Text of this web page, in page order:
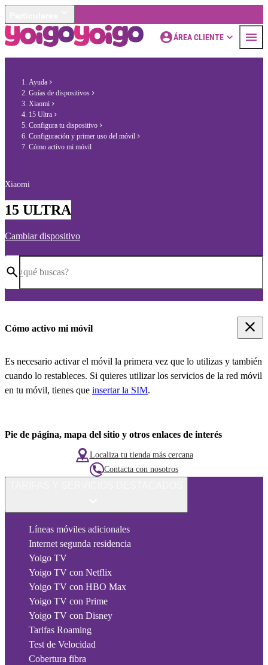
ÁREA CLIENTE
Ayuda
Guías de dispositivos
Xiaomi
15 Ultra
Configura tu dispositivo
Configuración y primer uso del móvil
Cómo activo mi móvil
Xiaomi
15 ULTRA
Cambiar dispositivo
¿qué buscas?
Cómo activo mi móvil
Es necesario activar el móvil la primera vez que lo utilizas y también
cuando lo restableces. Si quieres utilizar los servicios de la red móvil
en tu móvil, tienes que insertar la SIM.
Pie de página, mapa del sitio y otros enlaces de interés
Localiza tu tienda más cercana
Contacta con nosotros
Líneas móviles adicionales
Internet segunda residencia
Yoigo TV
Yoigo TV con Netflix
Yoigo TV con HBO Max
Yoigo TV con Prime
Yoigo TV con Disney
Tarifas Roaming
Test de Velocidad
Cobertura fibra